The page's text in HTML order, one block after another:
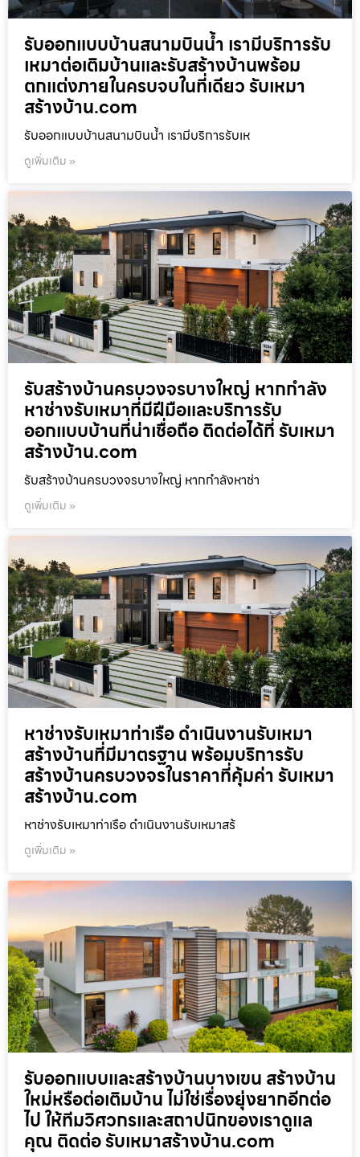
รับออกแบบบ้านสนามบินน้ำ เรามีบริการรับ
เหมาต่อเติมบ้านและรับสร้างบ้านพร้อม
ตกแต่งภายในครบจบในที่เดียว รับเหมา
สร้างบ้าน.com
รับออกแบบบ้านสนามบินน้ำ เรามีบริการรับเห
ดูเพิ่มเติม »
รับสร้างบ้านครบวงจรบางใหญ่ หากกำลัง
หาช่างรับเหมาที่มีฝีมือและบริการรับ
ออกแบบบ้านที่น่าเชื่อถือ ติดต่อได้ที่ รับเหมา
สร้างบ้าน.com
รับสร้างบ้านครบวงจรบางใหญ่ หากกำลังหาช่า
ดูเพิ่มเติม »
หาช่างรับเหมาท่าเรือ ดำเนินงานรับเหมา
สร้างบ้านที่มีมาตรฐาน พร้อมบริการรับ
สร้างบ้านครบวงจรในราคาที่คุ้มค่า รับเหมา
สร้างบ้าน.com
หาช่างรับเหมาท่าเรือ ดำเนินงานรับเหมาสร้
ดูเพิ่มเติม »
รับออกแบบและสร้างบ้านบางเขน สร้างบ้าน
ใหม่หรือต่อเติมบ้าน ไม่ใช่เรื่องยุ่งยากอีกต่อ
ไป ให้ทีมวิศวกรและสถาปนิกของเราดูแล
คุณ ติดต่อ รับเหมาสร้างบ้าน.com